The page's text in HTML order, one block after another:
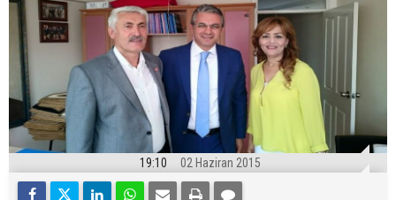
19:10 02 Haziran 2015